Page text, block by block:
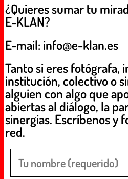
¿Quieres sumar tu
E-KLAN?
E-mail: info@e-klan.es
Tanto si eres fotógrafa,
institución, colectivo o
alguien con algo que
abiertas al diálogo, la
sinergias. Escríbenos y
red.